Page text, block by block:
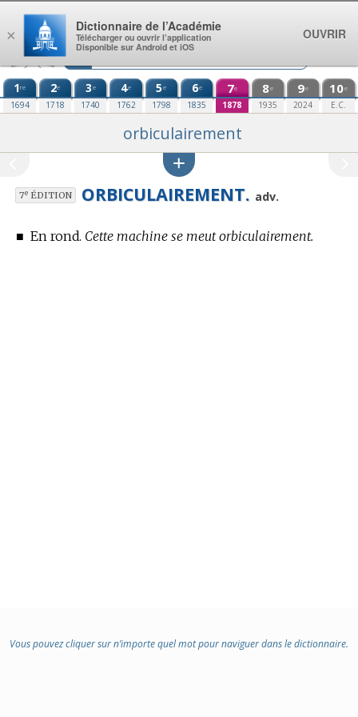
Aller au contenu
1re
1694
2e
1718
3e
1740
4e
1762
5e
1798
6e
1835
7e
1878
8e
1935
9e
2024
10e
E.C.
orbiculairement
7eÉDITION ORBICULAIREMENT. adv.
■ En rond. Cette machine se meut orbiculairement.
Vous pouvez cliquer sur n’importe quel mot pour naviguer dans le dictionnaire.
×
Dictionnaire de l’Académie
Télécharger ou ouvrir l’application
Disponible sur Android et iOS
OUVRIR